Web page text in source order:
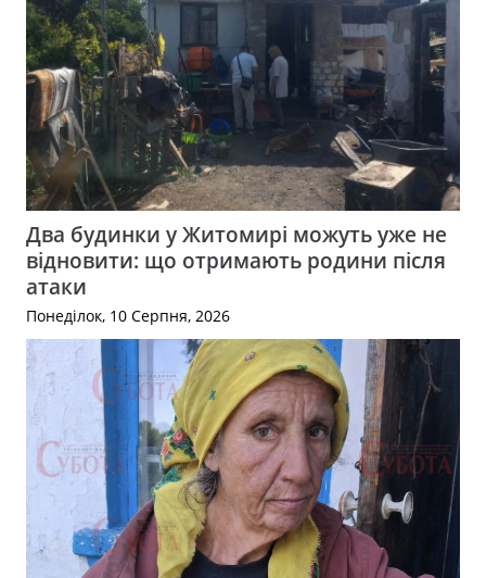
Два будинки у Житомирі можуть уже не
відновити: що отримають родини після
атаки
Понеділок, 10 Серпня, 2026